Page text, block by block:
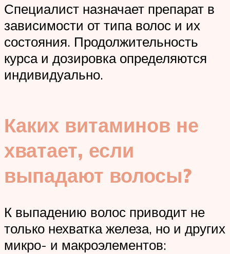
Специалист назначает препарат в
зависимости от типа волос и их
состояния. Продолжительность
курса и дозировка определяются
индивидуально.
Каких витаминов не
хватает, если
выпадают волосы?
К выпадению волос приводит не
только нехватка железа, но и других
микро- и макроэлементов: